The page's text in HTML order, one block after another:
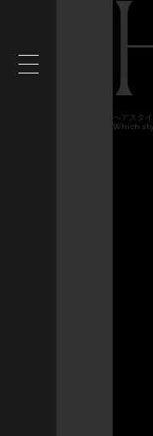
ヘアスタ
Which